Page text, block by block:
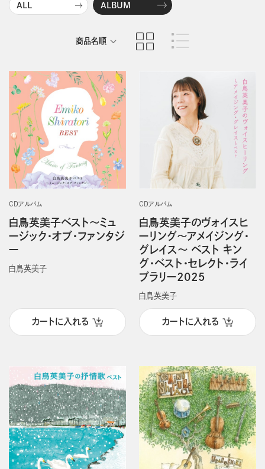
ALL ALBUM
商品名順
CDアルバム
白鳥英美子ベスト～ミュ
ージック・オブ・ファンタジ
ー
白鳥英美子
カートに入れる
CDアルバム
白鳥英美子のヴォイスヒ
ーリング～アメイジング・
グレイス～ ベスト キン
グ・ベスト・セレクト・ライ
ブラリー2025
白鳥英美子
カートに入れる